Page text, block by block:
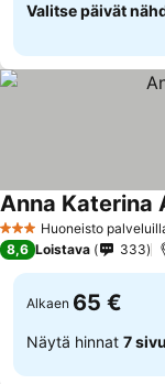
Valitse päivät
3 Tähtiluokitus
Huoneisto
Anna Katerina
8,6 Loistava 333
Alkaen 65 €
Näytä hinnat 7